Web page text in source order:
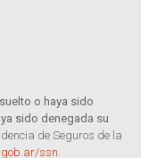
o haya sido
sido denegada su
de Seguros de la
ssn